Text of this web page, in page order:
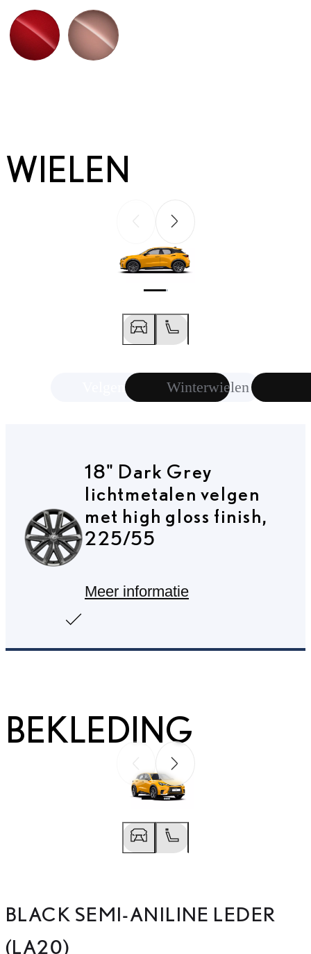
WIELEN
Vorige slideVolgende slide
Vorige slide
Winterwielen
18" Dark Grey
lichtmetalen velgen
met high gloss finish,
225/55
Meer informatie
BEKLEDING
Vorige slideVolgende slide
Vorige slide
BLACK SEMI-ANILINE LEDER
(LA20)